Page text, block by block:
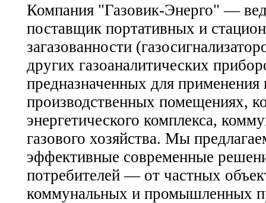
Компания "Газовик-Энерго" —
поставщик портативных и
загазованности
других газоаналитических
предназначенных для
производственных помещениях,
энергетического комплекса,
газового хозяйства. Мы
эффективные современные
потребителей — от частных
коммунальных и промышленных